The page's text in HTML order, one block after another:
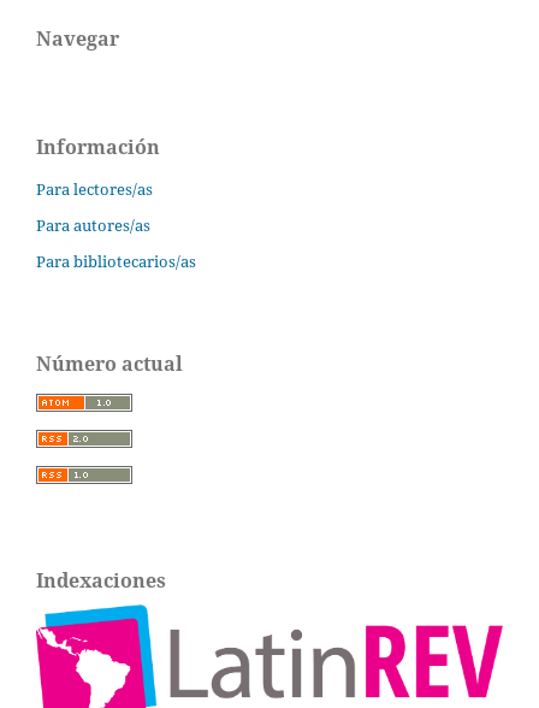
Navegar
Información
Para lectores/as
Para autores/as
Para bibliotecarios/as
Número actual
Indexaciones